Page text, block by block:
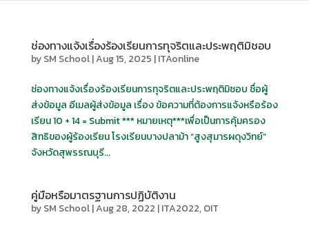
ช่องทางแจ้งเรื่องร้องเรียนการทุจริตและประพฤติมิชอบ
bySM School|Aug 15, 2025 |ITAonline
ช่องทางแจ้งเรื่องร้องเรียนการทุจริตและประพฤติมิชอบ ชื่อผู้
ส่งข้อมูล อีเมลผู้ส่งข้อมูล เรื่อง ข้อความที่ต้องการแจ้งหรือร้อง
เรียน 10 + 14 = Submit *** หมายเหตุ***เพื่อเป็นการคุ้มครอง
สิทธิของผู้ร้องเรียน โรงเรียนบางปลาม้า “สูงสุมารผดุงวิทย์”
จังหวัดสุพรรณบุรี...
คู่มือหรือมาตรฐานการปฏิบัติงาน
bySM School|Aug 28, 2022 |ITA2022,OIT